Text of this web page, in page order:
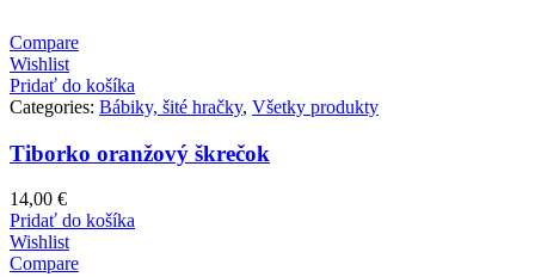
Compare
Wishlist
Pridať do košíka
Categories: Bábiky, šité hračky, Všetky produkty
Tiborko oranžový škrečok
14,00 €
Pridať do košíka
Wishlist
Compare